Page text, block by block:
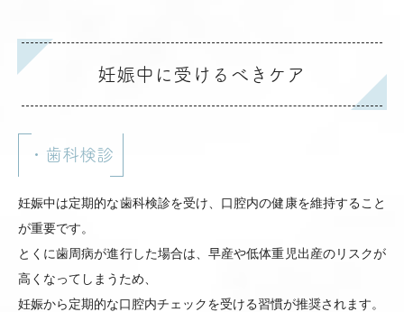
妊娠中に受けるべきケア
・歯科検診
妊娠中は定期的な歯科検診を受け、口腔内の健康を維持すること
が重要です。
とくに歯周病が進行した場合は、早産や低体重児出産のリスクが
高くなってしまうため、
妊娠から定期的な口腔内チェックを受ける習慣が推奨されます。